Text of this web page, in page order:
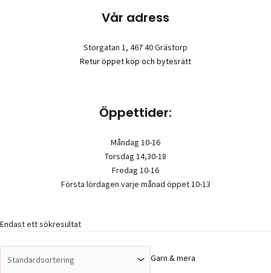
Endast ett sökresultat
Vår adress
Storgatan 1, 467 40 Grästorp
Retur öppet köp och bytesrätt
Öppettider:
Måndag 10-16
Torsdag 14,30-18
Fredag 10-16
Första lördagen varje månad öppet 10-13
Upphovsrätt © 2026 Garn & mera